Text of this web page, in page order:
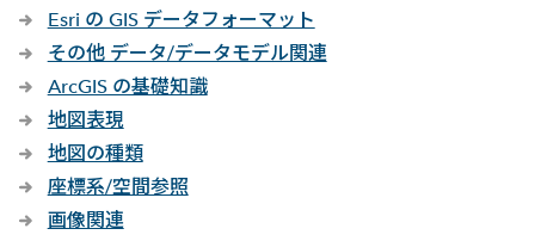
Esri の GIS データフォーマット
その他 データ/データモデル関連
ArcGIS の基礎知識
地図表現
地図の種類
座標系/空間参照
画像関連